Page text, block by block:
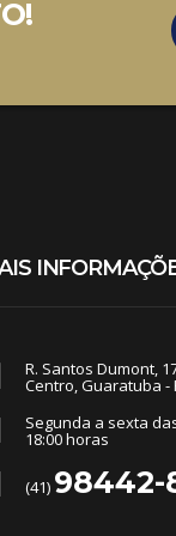
R. Santos Dumont,
Centro, Guaratuba -
Segunda a sexta
18:00 horas
(41) 98442-